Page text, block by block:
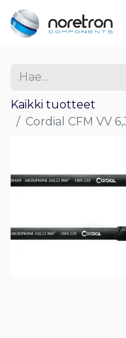
Kaikki tuotteet
Cordial CFM VV